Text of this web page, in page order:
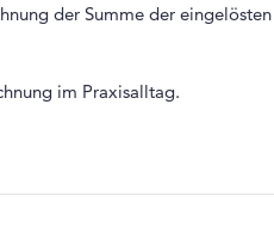
der Summe der
im Praxisalltag.